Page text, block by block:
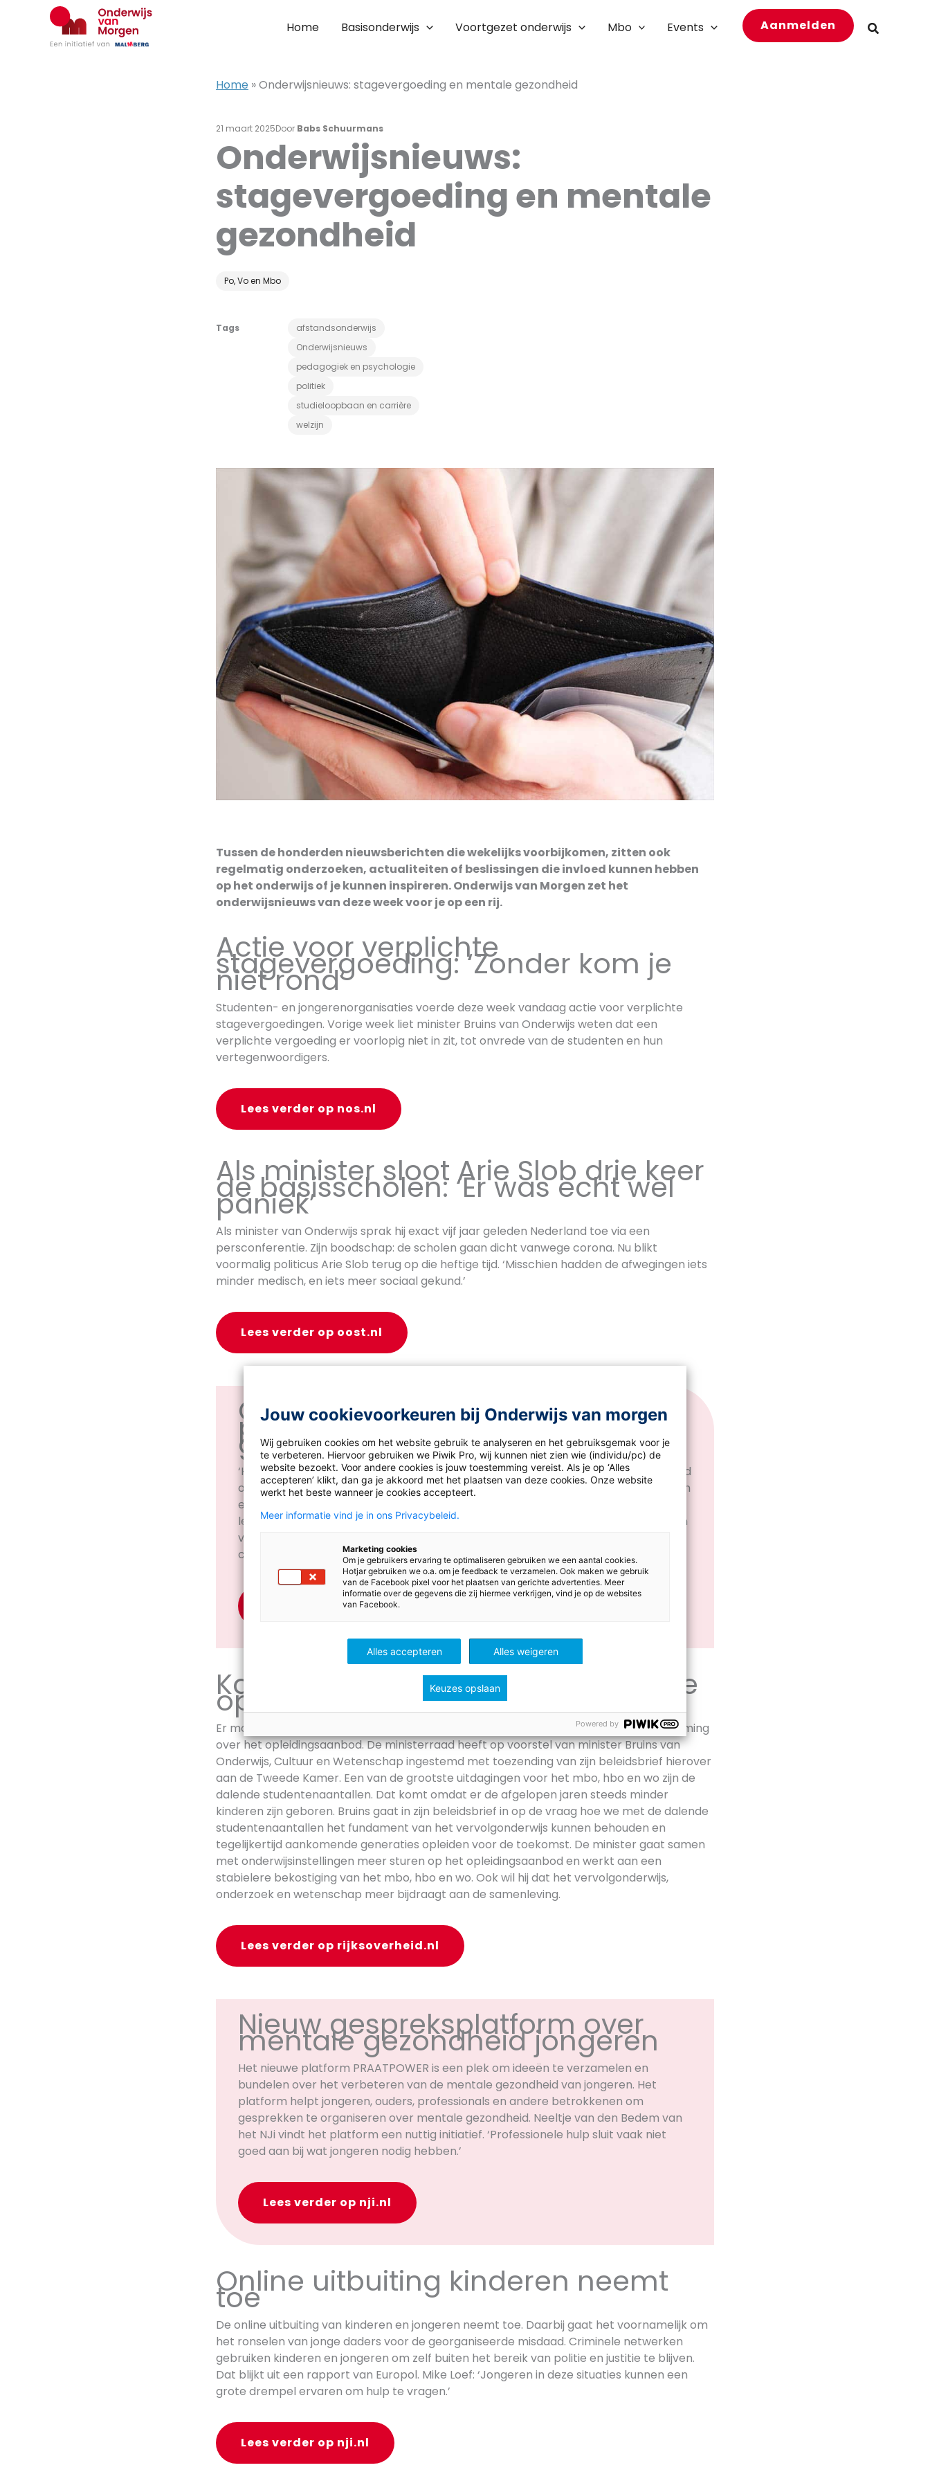
Home Basisonderwijs Voortgezet onderwijs Mbo Events Aanmelden Zoeken
Home »Onderwijsnieuws: stagevergoeding en mentale gezondheid
21 maart 2025Door Babs Schuurmans
Po, Vo en Mbo
Tags
afstandsonderwijs
Onderwijsnieuws
pedagogiek en psychologie
politiek
studieloopbaan en carrière
welzijn
Onderwijsnieuws:
stagevergoeding en mentale
gezondheid
Tussen de honderden nieuwsberichten die wekelijks voorbijkomen, zitten ook
regelmatig onderzoeken, actualiteiten of beslissingen die invloed kunnen hebben
op het onderwijs of je kunnen inspireren. Onderwijs van Morgen zet het
onderwijsnieuws van deze week voor je op een rij.
Actie voor verplichte
stagevergoeding: ‘Zonder kom je
niet rond’
Studenten- en jongerenorganisaties voerde deze week vandaag actie voor verplichte
stagevergoedingen. Vorige week liet minister Bruins van Onderwijs weten dat een
verplichte vergoeding er voorlopig niet in zit, tot onvrede van de studenten en hun
vertegenwoordigers.
Lees verder op nos.nl
Als minister sloot Arie Slob drie keer
de basisscholen: ‘Er was echt wel
paniek’
Als minister van Onderwijs sprak hij exact vijf jaar geleden Nederland toe via een
persconferentie. Zijn boodschap: de scholen gaan dicht vanwege corona. Nu blikt
voormalig politicus Arie Slob terug op die heftige tijd. ‘Misschien hadden de afwegingen iets
minder medisch, en iets meer sociaal gekund.’
Lees verder op oost.nl
Column: Orde houden kan
prima met een lach op het
gezicht
‘Hoogleraar pedagogiek Orhan Agirdag onderzocht en bevestigt een bekend beeld
over de Nederlandse scholen. Er wordt redelijk weinig gepest, leerlingen voelen zich
en zijn (gelukkig) relatief veilig. Tot zover het goede nieuws. Want Nederlandse
leraren moeten vaak wel lang wachten tot het stil is. Ook ordeverstoringen komen
veel vaker voor dan in andere landen’, zo begint geschiedenisdocent Erik Ex zijn
column op trouw.nl.
Lees verder op trouw.nl
Kabinet wil samenwerking en regie
op onderwijsaanbod
Er moet meer samenwerking komen tussen onderwijsinstellingen en landelijke afstemming
over het opleidingsaanbod. De ministerraad heeft op voorstel van minister Bruins van
Onderwijs, Cultuur en Wetenschap ingestemd met toezending van zijn beleidsbrief hierover
aan de Tweede Kamer. Een van de grootste uitdagingen voor het mbo, hbo en wo zijn de
dalende studentenaantallen. Dat komt omdat er de afgelopen jaren steeds minder
kinderen zijn geboren. Bruins gaat in zijn beleidsbrief in op de vraag hoe we met de dalende
studentenaantallen het fundament van het vervolgonderwijs kunnen behouden en
tegelijkertijd aankomende generaties opleiden voor de toekomst. De minister gaat samen
met onderwijsinstellingen meer sturen op het opleidingsaanbod en werkt aan een
stabielere bekostiging van het mbo, hbo en wo. Ook wil hij dat het vervolgonderwijs,
onderzoek en wetenschap meer bijdraagt aan de samenleving.
Lees verder op rijksoverheid.nl
Nieuw gespreksplatform over
mentale gezondheid jongeren
Het nieuwe platform PRAATPOWER is een plek om ideeën te verzamelen en
bundelen over het verbeteren van de mentale gezondheid van jongeren. Het
platform helpt jongeren, ouders, professionals en andere betrokkenen om
gesprekken te organiseren over mentale gezondheid. Neeltje van den Bedem van
het NJi vindt het platform een nuttig initiatief. ‘Professionele hulp sluit vaak niet
goed aan bij wat jongeren nodig hebben.’
Lees verder op nji.nl
Online uitbuiting kinderen neemt
toe
De online uitbuiting van kinderen en jongeren neemt toe. Daarbij gaat het voornamelijk om
het ronselen van jonge daders voor de georganiseerde misdaad. Criminele netwerken
gebruiken kinderen en jongeren om zelf buiten het bereik van politie en justitie te blijven.
Dat blijkt uit een rapport van Europol. Mike Loef: ‘Jongeren in deze situaties kunnen een
grote drempel ervaren om hulp te vragen.’
Lees verder op nji.nl
Jouw cookievoorkeuren bij Onderwijs van morgen
Wij gebruiken cookies om het website gebruik te analyseren en het gebruiksgemak voor je
te verbeteren. Hiervoor gebruiken we Piwik Pro, wij kunnen niet zien wie (individu/pc) de
website bezoekt. Voor andere cookies is jouw toestemming vereist. Als je op ‘Alles
accepteren’ klikt, dan ga je akkoord met het plaatsen van deze cookies. Onze website
werkt het beste wanneer je cookies accepteert.
Meer informatie vind je in ons Privacybeleid.
Marketing cookies
Om je gebruikers ervaring te optimaliseren gebruiken we een aantal cookies.
Hotjar gebruiken we o.a. om je feedback te verzamelen. Ook maken we gebruik
van de Facebook pixel voor het plaatsen van gerichte advertenties. Meer
informatie over de gegevens die zij hiermee verkrijgen, vind je op de websites
van Facebook.
Alles accepteren Alles weigeren
Keuzes opslaan
Powered by